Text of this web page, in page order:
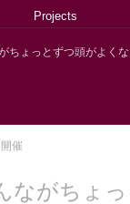
Projects
ちょっとずつ頭がよく
催
ながちょ